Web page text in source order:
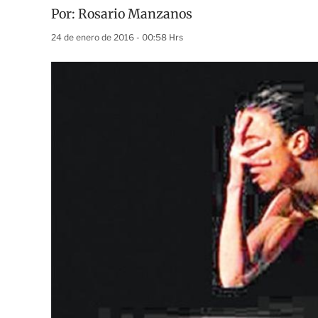
Por: Rosario Manzanos
24 de enero de 2016 - 00:58 Hrs